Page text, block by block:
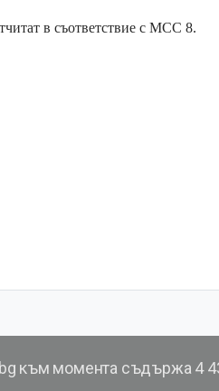
в съответствие с МСС 8.
към момента съдържа 4